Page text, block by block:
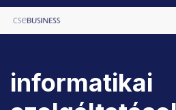
content
informatikai